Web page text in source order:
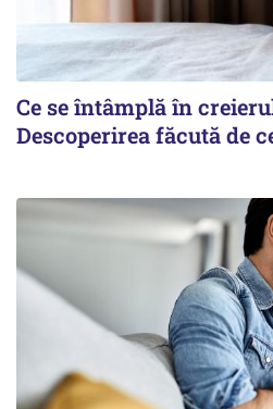
Ce se întâmplă în
Descoperirea făcută de